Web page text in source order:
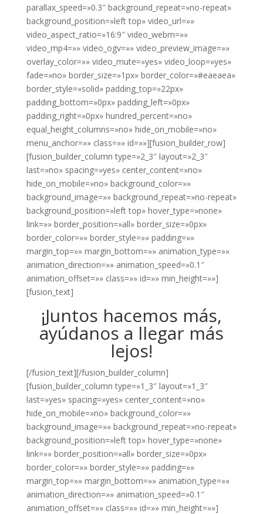
parallax_speed=»0.3″ background_repeat=»no-repeat»
background_position=»left top» video_url=»»
video_aspect_ratio=»16:9″ video_webm=»»
video_mp4=»» video_ogv=»» video_preview_image=»»
overlay_color=»» video_mute=»yes» video_loop=»yes»
fade=»no» border_size=»1px» border_color=»#eaeaea»
border_style=»solid» padding_top=»22px»
padding_bottom=»0px» padding_left=»0px»
padding_right=»0px» hundred_percent=»no»
equal_height_columns=»no» hide_on_mobile=»no»
menu_anchor=»» class=»» id=»»][fusion_builder_row]
[fusion_builder_column type=»2_3″ layout=»2_3″
last=»no» spacing=»yes» center_content=»no»
hide_on_mobile=»no» background_color=»»
background_image=»» background_repeat=»no-repeat»
background_position=»left top» hover_type=»none»
link=»» border_position=»all» border_size=»0px»
border_color=»» border_style=»» padding=»»
margin_top=»» margin_bottom=»» animation_type=»»
animation_direction=»» animation_speed=»0.1″
animation_offset=»» class=»» id=»» min_height=»»]
[fusion_text]
¡Juntos hacemos más,
ayúdanos a llegar más
lejos!
[/fusion_text][/fusion_builder_column]
[fusion_builder_column type=»1_3″ layout=»1_3″
last=»yes» spacing=»yes» center_content=»no»
hide_on_mobile=»no» background_color=»»
background_image=»» background_repeat=»no-repeat»
background_position=»left top» hover_type=»none»
link=»» border_position=»all» border_size=»0px»
border_color=»» border_style=»» padding=»»
margin_top=»» margin_bottom=»» animation_type=»»
animation_direction=»» animation_speed=»0.1″
animation_offset=»» class=»» id=»» min_height=»»]